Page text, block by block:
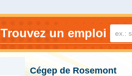
Trouvez un emploi
Cégep de Rosemont